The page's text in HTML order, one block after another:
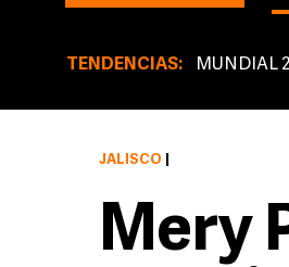
TENDENCIAS: MUNDIAL
JALISCO
Mery